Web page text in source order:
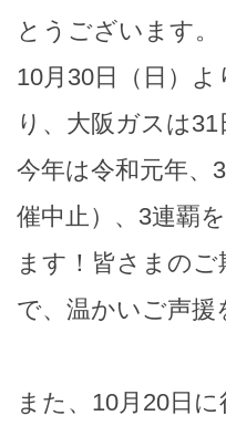
とうございます。
10月30日（日）
り、大阪ガスは
今年は令和元年、
催中止）、3連覇
ます！皆さまの
で、温かいご声
また、10月20日